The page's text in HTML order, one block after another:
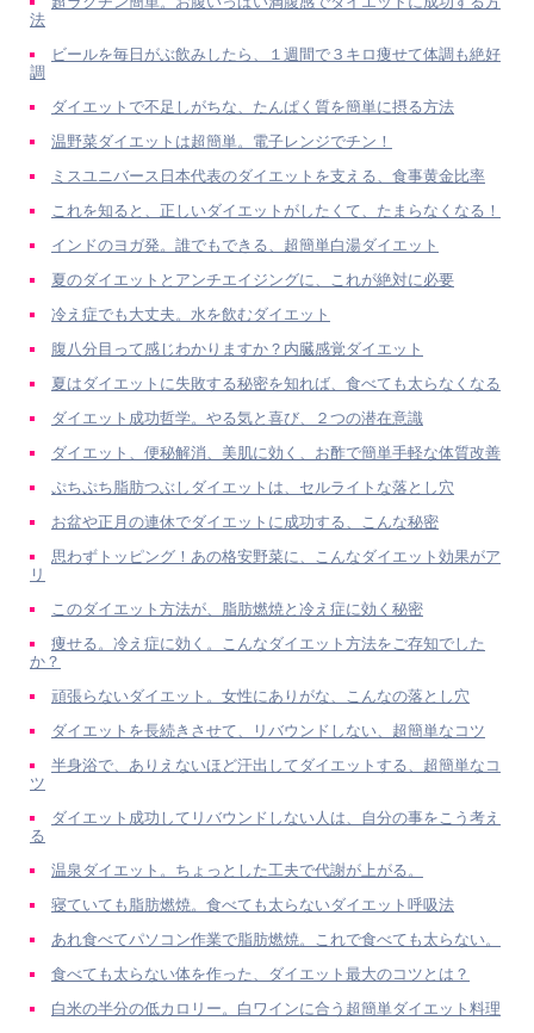
法
ビールを毎日がぶ飲みしたら、１週間で３キロ痩せて体調も絶好
調
ダイエットで不足しがちな、たんぱく質を簡単に摂る方法
温野菜ダイエットは超簡単。電子レンジでチン！
ミスユニバース日本代表のダイエットを支える、食事黄金比率
これを知ると、正しいダイエットがしたくて、たまらなくなる！
インドのヨガ発。誰でもできる、超簡単白湯ダイエット
夏のダイエットとアンチエイジングに、これが絶対に必要
冷え症でも大丈夫。水を飲むダイエット
腹八分目って感じわかりますか？内臓感覚ダイエット
夏はダイエットに失敗する秘密を知れば、食べても太らなくなる
ダイエット成功哲学。やる気と喜び、２つの潜在意識
ダイエット、便秘解消、美肌に効く、お酢で簡単手軽な体質改善
ぷちぷち脂肪つぶしダイエットは、セルライトな落とし穴
お盆や正月の連休でダイエットに成功する、こんな秘密
思わずトッピング！あの格安野菜に、こんなダイエット効果がア
リ
このダイエット方法が、脂肪燃焼と冷え症に効く秘密
痩せる。冷え症に効く。こんなダイエット方法をご存知でした
か？
頑張らないダイエット。女性にありがな、こんなの落とし穴
ダイエットを長続きさせて、リバウンドしない、超簡単なコツ
半身浴で、ありえないほど汗出してダイエットする、超簡単なコ
ツ
ダイエット成功してリバウンドしない人は、自分の事をこう考え
る
温泉ダイエット。ちょっとした工夫で代謝が上がる。
寝ていても脂肪燃焼。食べても太らないダイエット呼吸法
あれ食べてパソコン作業で脂肪燃焼。これで食べても太らない。
食べても太らない体を作った、ダイエット最大のコツとは？
白米の半分の低カロリー。白ワインに合う超簡単ダイエット料理